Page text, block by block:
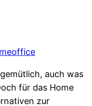
auch was
für das Home
zur